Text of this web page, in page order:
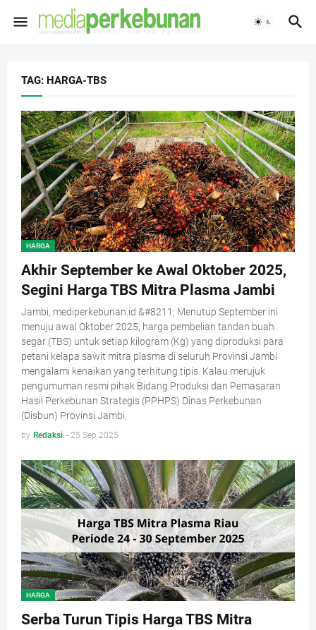
TAG: HARGA-TBS
HARGA
Akhir September ke Awal Oktober 2025,
Segini Harga TBS Mitra Plasma Jambi
Jambi, mediperkebunan.id &#8211; Menutup September ini
menuju awal Oktober 2025, harga pembelian tandan buah
segar (TBS) untuk setiap kilogram (Kg) yang diproduksi para
petani kelapa sawit mitra plasma di seluruh Provinsi Jambi
mengalami kenaikan yang terhitung tipis. Kalau merujuk
pengumuman resmi pihak Bidang Produksi dan Pemasaran
Hasil Perkebunan Strategis (PPHPS) Dinas Perkebunan
(Disbun) Provinsi Jambi,
by Redaksi - 25 Sep 2025
HARGA
Serba Turun Tipis Harga TBS Mitra